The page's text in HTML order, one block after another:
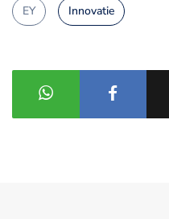
EY Innovatie